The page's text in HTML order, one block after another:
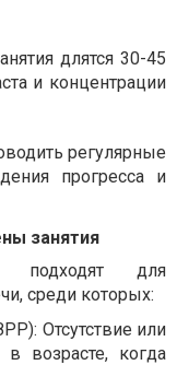
длятся 30-45
и концентрации
регулярные
прогресса и
занятия
подходят для
среди которых:
Отсутствие или
в возрасте, когда